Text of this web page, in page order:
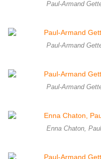
Paul-Armand
Paul-Armand
Paul-Armand
Enna Chaton,